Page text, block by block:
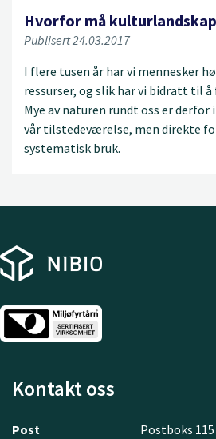
Hvorfor må
Publisert 24.03.2017
I flere tusen år har vi mennesker
ressurser, og slik har vi bidratt til
Mye av naturen rundt oss er derfor
vår tilstedeværelse, men direkte
systematisk bruk.
Kontakt oss
Post Postboks 115